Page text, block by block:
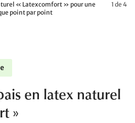
« Latexcomfort » pour une
point par point
1 de 4
en latex naturel
»